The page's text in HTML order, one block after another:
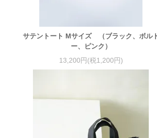
サテントート Mサイズ （ブラック、ボル
ー、ピンク）
13,200円(税1,200円)